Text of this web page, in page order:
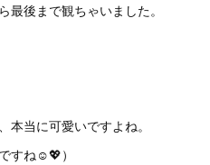
最後まで観ちゃいました。
本当に可愛いですよね。
すね☺️💖）